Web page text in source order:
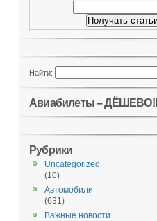
Найти:
Авиабилеты –
Рубрики
Uncategorized
(10)
Автомобили
(631)
Важные новости